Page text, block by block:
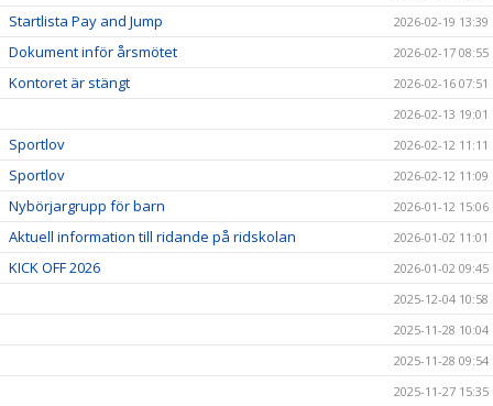
Startlista Pay and Jump 2026-02-19 13:39
Dokument inför årsmötet 2026-02-17 08:55
Kontoret är stängt
2026-02-16 07:51
2026-02-13 19:01
Sportlov 2026-02-12 11:11
Sportlov 2026-02-12 11:09
Nybörjargrupp för barn 2026-01-12 15:06
Aktuell information till ridande på ridskolan 2026-01-02 11:01
KICK OFF 2026
2026-01-02 09:45
2025-12-04 10:58
2025-11-28 10:04
2025-11-28 09:54
2025-11-27 15:35